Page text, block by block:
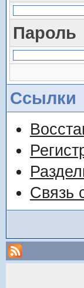
Пароль
Ссылки
Связь